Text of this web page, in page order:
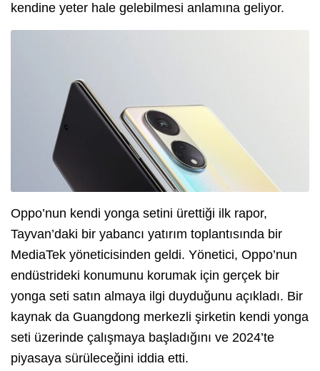
kendine yeter hale gelebilmesi anlamına geliyor.
Oppo’nun kendi yonga setini ürettiği ilk rapor,
Tayvan’daki bir yabancı yatırım toplantısında bir
MediaTek yöneticisinden geldi. Yönetici, Oppo’nun
endüstrideki konumunu korumak için gerçek bir
yonga seti satın almaya ilgi duyduğunu açıkladı. Bir
kaynak da Guangdong merkezli şirketin kendi yonga
seti üzerinde çalışmaya başladığını ve 2024’te
piyasaya sürüleceğini iddia etti.